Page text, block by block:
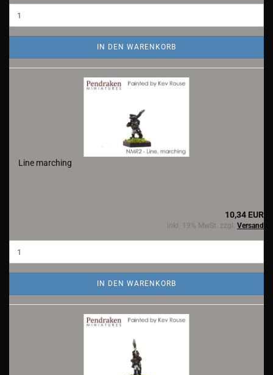
IN DEN WARENKORB
Line marching
10,34 EUR
inkl. 19% MwSt. zzgl. Versand
IN DEN WARENKORB